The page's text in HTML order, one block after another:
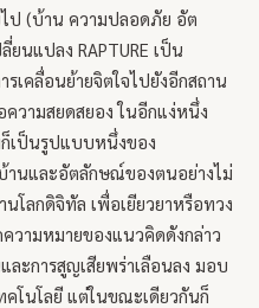
ป (บ้าน ความปลอดภัย อัต
นแปลง RAPTURE เป็น
เคลื่อนย้ายจิตใจไปยังอีกสถาน
วามสยดสยอง ในอีกแง่หนึ่ง
เป็นรูปแบบหนึ่งของ
านและอัตลักษณ์ของตนอย่างไม่
โลกดิจิทัล เพื่อเยียวยาหรือทวง
วามหมายของแนวคิดดังกล่าว
ะการสูญเสียพร่าเลือนลง มอบ
โนโลยี แต่ในขณะเดียวกันก็